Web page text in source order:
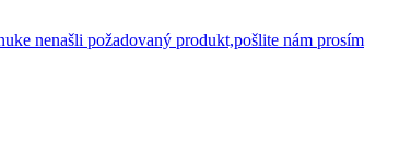
nenašli požadovaný produkt,pošlite nám prosím